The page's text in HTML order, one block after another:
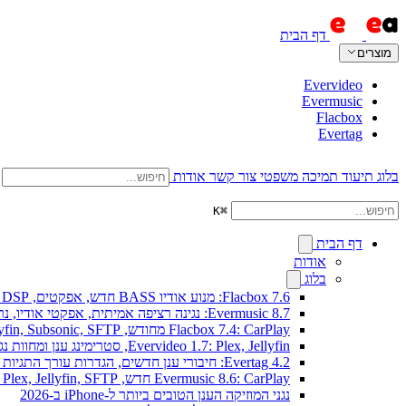
דף הבית
מוצרים
Evervideo
Evermusic
Flacbox
Evertag
בלוג תיעוד תמיכה משפטי צור קשר אודות
⌘
K
דף הבית
אודות
בלוג
Flacbox 7.6: מנוע אודיו BASS חדש, אפקטים, DSP וויזואלייזר מוזיקה חי
Evermusic 8.7: נגינה רציפה אמיתית, אפקטי אודיו, נרמול עוצמה, אקולייזר בעיצוב מחודש
Flacbox 7.4: CarPlay מחודש, Plex, Jellyfin, Subsonic, SFTP לאודיו Hi-Res
Evervideo 1.7: Plex, Jellyfin, סטרימינג ענן ומחוות נגינה חדשים
Evertag 4.2: חיבורי ענן חדשים, הגדרות עורך התגיות מוסברות
Evermusic 8.6: CarPlay חדש, Plex, Jellyfin, SFTP וווידג'ט מילים
נגני המוזיקה הענן הטובים ביותר ל-iPhone ב-2026